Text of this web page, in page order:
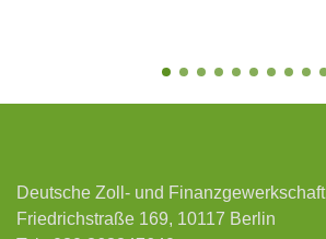
Deutsche Zoll- und Finanzgewerkschaft
Friedrichstraße 169, 10117 Berlin